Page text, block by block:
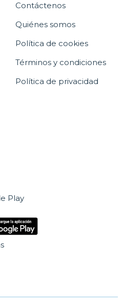
Contáctenos
Quiénes somos
Política de cookies
Términos y condiciones
Política de privacidad
Play